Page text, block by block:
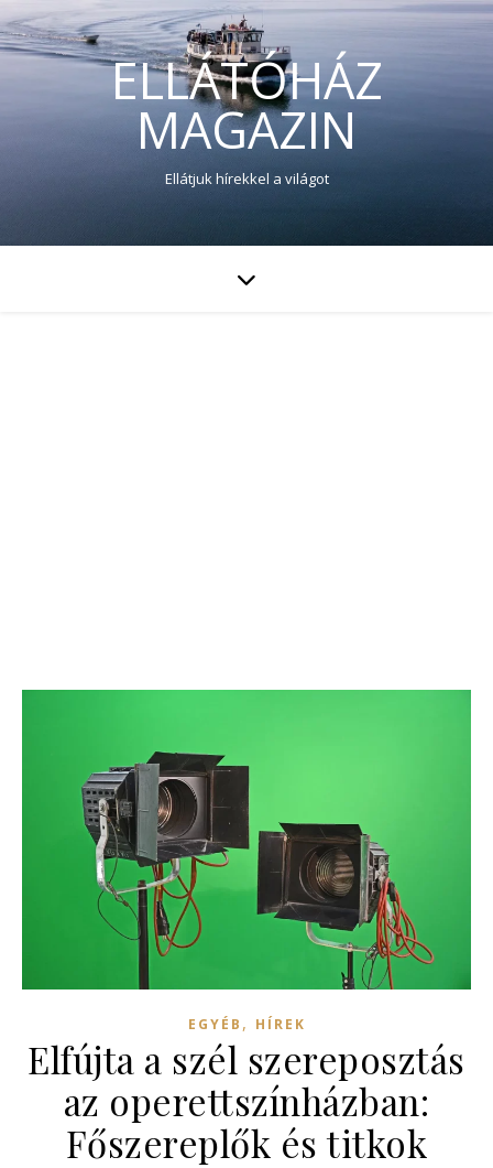
ELLÁTÓHÁZ
MAGAZIN
Ellátjuk hírekkel a világot
EGYÉB , HÍREK
Elfújta a szél szereposztás
az operettszínházban:
Főszereplők és titkok